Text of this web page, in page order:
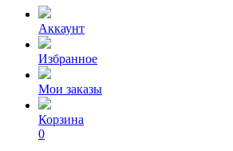
Аккаунт
Избранное
Мои заказы
Корзина
0